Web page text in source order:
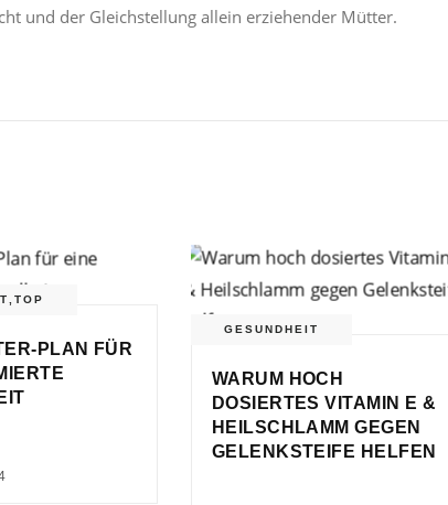
und der Gleichstellung allein erziehender Mütter.
TOP
PLAN FÜR
GESUNDHEIT
WARUM HOCH
DOSIERTES VITAMIN E &
HEILSCHLAMM GEGEN
GELENKSTEIFE HELFEN